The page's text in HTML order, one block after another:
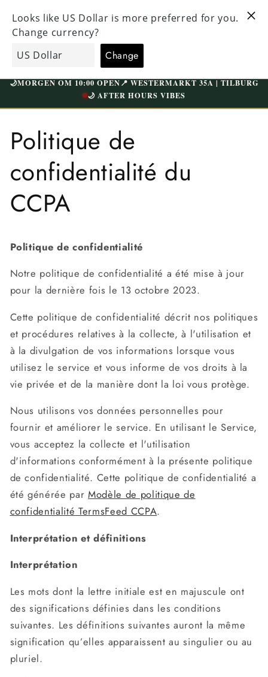
au contenu
À
VISITEZ NOTRE MAGASIN UNIQUE À TILBOURG
WESTERMARKT | PARKING GRATUIT
EcoGents
🌙MORGEN OM 10:00 OPEN📍 WESTERMARKT 35A | TILBURG
🌙 AFTER HOURS VIBES
Politique de
confidentialité du
CCPA
Politique de confidentialité
Notre politique de confidentialité a été mise à jour
pour la dernière fois le 13 octobre 2023.
Cette politique de confidentialité décrit nos politiques
et procédures relatives à la collecte, à l'utilisation et
à la divulgation de vos informations lorsque vous
utilisez le service et vous informe de vos droits à la
vie privée et de la manière dont la loi vous protège.
Nous utilisons vos données personnelles pour
fournir et améliorer le service. En utilisant le Service,
vous acceptez la collecte et l'utilisation
d'informations conformément à la présente politique
de confidentialité. Cette politique de confidentialité a
été générée parModèle de politique de
confidentialité TermsFeed CCPA.
Interprétation et définitions
Interprétation
Les mots dont la lettre initiale est en majuscule ont
des significations définies dans les conditions
suivantes. Les définitions suivantes auront la même
signification qu’elles apparaissent au singulier ou au
pluriel.